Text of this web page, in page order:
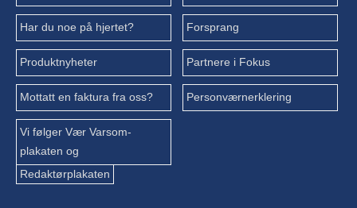
Har du noe på hjertet? Forsprang
Produktnyheter Partnere i Fokus
Mottatt en faktura fra oss? Personværnerklering
Vi følger Vær Varsom-
plakaten og
Redaktørplakaten